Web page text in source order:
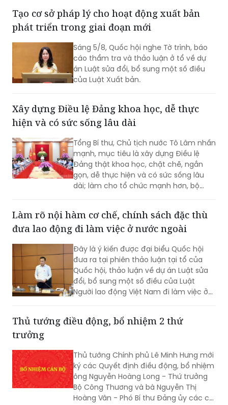
Tạo cơ sở pháp lý cho hoạt động xuất bản
phát triển trong giai đoạn mới
Sáng 5/8, Quốc hội nghe Tờ trình, báo
cáo thẩm tra và thảo luận ở tổ về dự
án Luật sửa đổi, bổ sung một số điều
của Luật Xuất bản.
Xây dựng Điều lệ Đảng khoa học, dễ thực
hiện và có sức sống lâu dài
Tổng Bí thư, Chủ tịch nước Tô Lâm nhấn
mạnh, mục tiêu là xây dựng Điều lệ
Đảng thật khoa học, chặt chẽ, ngắn
gọn, dễ thực hiện và có sức sống lâu
dài; làm cho tổ chức mạnh hơn, bộ
lượng đảng viên và tổ chức cơ sở đảng
cao hơn...
Làm rõ nội hàm cơ chế, chính sách đặc thù
đưa lao động đi làm việc ở nước ngoài
Đây là ý kiến được đại biểu Quốc hội
đưa ra tại phiên thảo luận tại tổ của
Quốc hội, thảo luận về dự án Luật sửa
đổi, bổ sung một số điều của Luật
Người lao động Việt Nam đi làm việc ở
Thủ tướng điều động, bổ nhiệm 2 thứ
trưởng
Thủ tướng Chính phủ Lê Minh Hưng mới
ký các Quyết định điều động, bổ nhiệm
ông Nguyễn Hoàng Long - Thứ trưởng
Bộ Công Thương và bà Nguyễn Thị
Hoàng Vân - Phó Bí thư Đảng ủy các cơ